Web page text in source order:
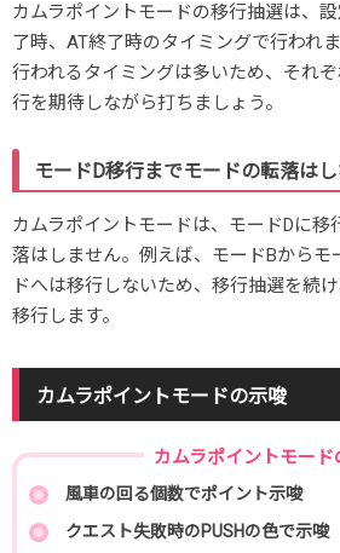
カムラポイントモードの移行抽選は、
了時、AT終了時のタイミングで行われ
行われるタイミングは多いため、それ
行を期待しながら打ちましょう。
モードD移行までモードの転落は
カムラポイントモードは、モードDに移
落はしません。例えば、モードBからモ
ドへは移行しないため、移行抽選を続
移行します。
カムラポイントモードの示唆
カムラポイントモード
風車の回る個数でポイント示唆
クエスト失敗時のPUSHの色で示唆